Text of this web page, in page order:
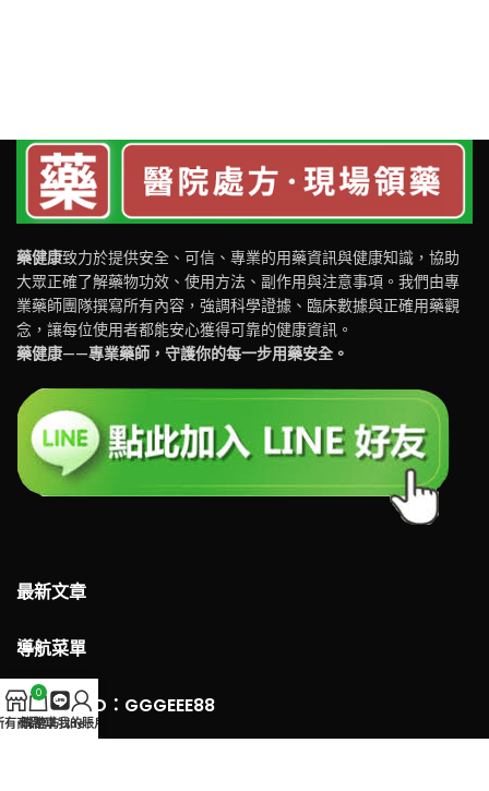
藥健康致力於提供安全、可信、專業的用藥資訊與健康知識，協助
大眾正確了解藥物功效、使用方法、副作用與注意事項。我們由專
業藥師團隊撰寫所有內容，強調科學證據、臨床數據與正確用藥觀
念，讓每位使用者都能安心獲得可靠的健康資訊。
藥健康——專業藥師，守護你的每一步用藥安全。
最新文章
導航菜單
LINE 客服ID：GGGEEE88
有商品
0
購物車官方Line
我的賬戶